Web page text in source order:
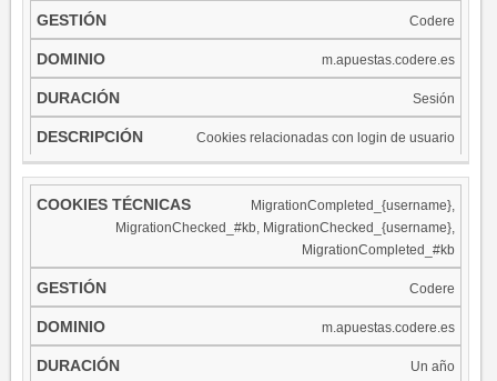
Codere
m.apuestas.codere.es
Sesión
Cookies relacionadas con login de usuario
MigrationCompleted_{username},
MigrationChecked_#kb, MigrationChecked_{username},
MigrationCompleted_#kb
Codere
m.apuestas.codere.es
Un año